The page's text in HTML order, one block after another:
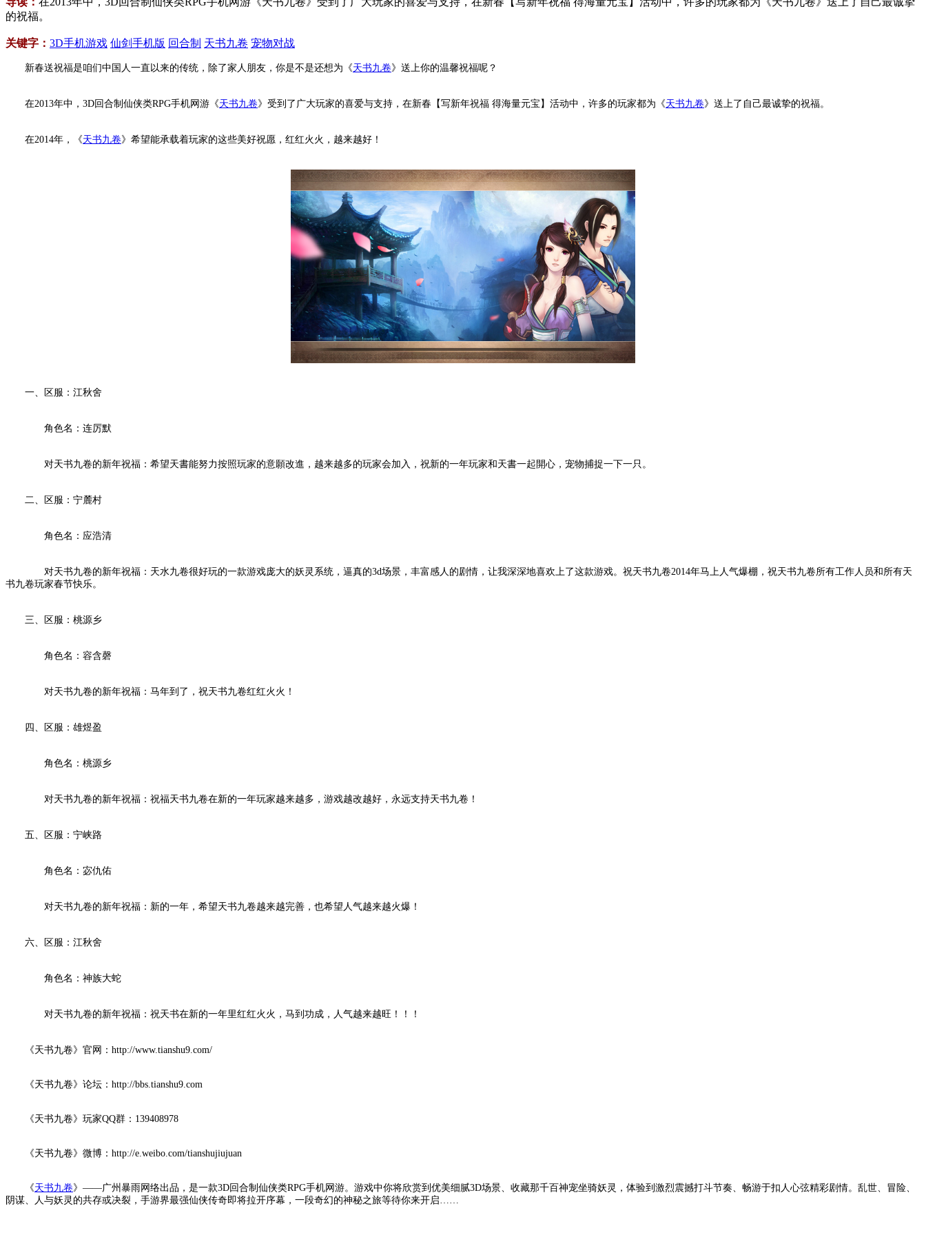
的祝福。
关键字： 3D手机游戏 仙剑手机版 回合制 天书九卷 宠物对战
新春送祝福是咱们中国人一直以来的传统，除了家人朋友，你是不是还想为《天书九卷》送上你的温馨祝福呢？
在2013年中，3D回合制仙侠类RPG手机网游《天书九卷》受到了广大玩家的喜爱与支持，在新春【写新年祝福 得海量元宝】活动中，许多的玩家都为《天书九卷》送上了自己最诚挚的祝福。
在2014年，《天书九卷》希望能承载着玩家的这些美好祝愿，红红火火，越来越好！
一、区服：江秋舍
角色名：连厉默
对天书九卷的新年祝福：希望天書能努力按照玩家的意願改進，越来越多的玩家会加入，祝新的一年玩家和天書一起開心，宠物捕捉一下一只。
二、区服：宁麓村
角色名：应浩清
对天书九卷的新年祝福：天水九卷很好玩的一款游戏庞大的妖灵系统，逼真的3d场景，丰富感人的剧情，让我深深地喜欢上了这款游戏。祝天书九卷2014年马上人气爆棚，祝天书九卷所有工作人员和所有天
书九卷玩家春节快乐。
三、区服：桃源乡
角色名：容含磬
对天书九卷的新年祝福：马年到了，祝天书九卷红红火火！
四、区服：雄煜盈
角色名：桃源乡
对天书九卷的新年祝福：祝福天书九卷在新的一年玩家越来越多，游戏越改越好，永远支持天书九卷！
五、区服：宁峡路
角色名：宓仇佑
对天书九卷的新年祝福：新的一年，希望天书九卷越来越完善，也希望人气越来越火爆！
六、区服：江秋舍
角色名：神族大蛇
对天书九卷的新年祝福：祝天书在新的一年里红红火火，马到功成，人气越来越旺！！！
《天书九卷》官网：http://www.tianshu9.com/
《天书九卷》论坛：http://bbs.tianshu9.com
《天书九卷》玩家QQ群：139408978
《天书九卷》微博：http://e.weibo.com/tianshujiujuan
《天书九卷》——广州暴雨网络出品，是一款3D回合制仙侠类RPG手机网游。游戏中你将欣赏到优美细腻3D场景、收藏那千百神宠坐骑妖灵，体验到激烈震撼打斗节奏、畅游于扣人心弦精彩剧情。乱世、冒险、
阴谋、人与妖灵的共存或决裂，手游界最强仙侠传奇即将拉开序幕，一段奇幻的神秘之旅等待你来开启……